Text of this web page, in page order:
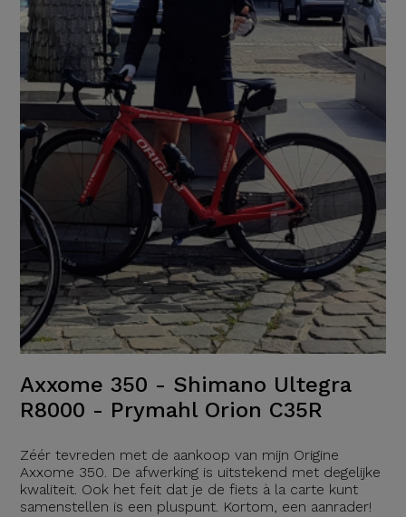
Axxome 350 - Shimano Ultegra
R8000 - Prymahl Orion C35R
Zéér tevreden met de aankoop van mijn Origine
Axxome 350. De afwerking is uitstekend met degelijke
kwaliteit. Ook het feit dat je de fiets à la carte kunt
samenstellen is een pluspunt. Kortom, een aanrader!